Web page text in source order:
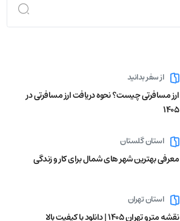
از سفر بدانید
ارز مسافرتی چیست؟ نحوه دریافت ارز مسافرتی در
1405
استان گلستان
معرفی بهترین شهر های شمال برای کار و زندگی
استان تهران
نقشه مترو تهران ۱۴۰۵ | دانلود با کیفیت بالا